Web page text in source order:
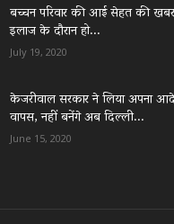
बच्चन परिवार की आई सेहत की
इलाज के दौरान हो...
July 19, 2020
केजरीवाल सरकार ने लिया अपना
वापस, नहीं बनेंगे अब दिल्ली...
June 15, 2020